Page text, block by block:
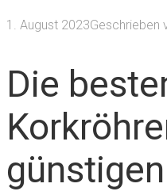
1. August 2023Geschrieben
Die